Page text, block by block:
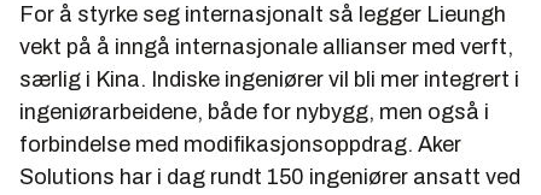
For å styrke seg internasjonalt så legger Lieungh
vekt på å inngå internasjonale allianser med verft,
særlig i Kina. Indiske ingeniører vil bli mer integrert i
ingeniørarbeidene, både for nybygg, men også i
forbindelse med modifikasjonsoppdrag. Aker
Solutions har i dag rundt 150 ingeniører ansatt ved